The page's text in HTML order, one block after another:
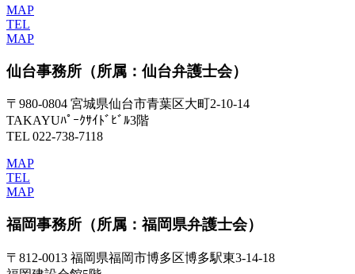
MAP
TEL
MAP
仙台事務所 （所属：仙台弁護士会）
〒980-0804 宮城県仙台市青葉区大町2-10-14
TAKAYUﾊﾟｰｸｻｲﾄﾞﾋﾞﾙ3階
TEL 022-738-7118
MAP
TEL
MAP
福岡事務所 （所属：福岡県弁護士会）
〒812-0013 福岡県福岡市博多区博多駅東3-14-18